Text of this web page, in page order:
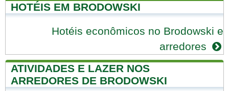
HOTÉIS EM BRODOWSKI
Hotéis econômicos no Brodowski e
arredores
ATIVIDADES E LAZER NOS
ARREDORES DE BRODOWSKI